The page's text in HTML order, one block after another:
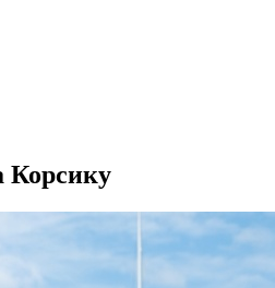
Корсику